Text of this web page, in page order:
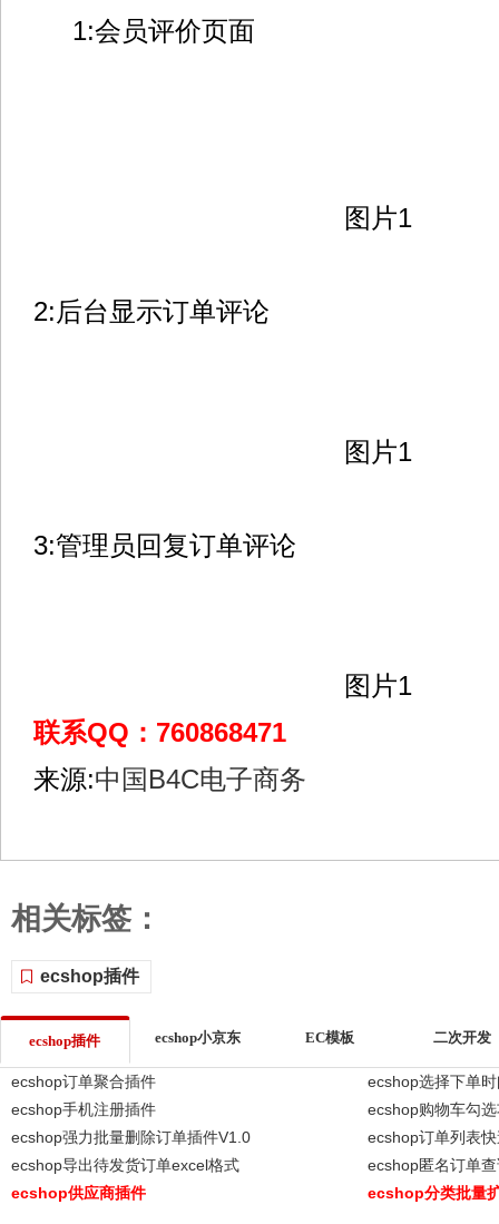
1:会员评价页面
图片1
2:后台显示订单评论
图片1
3:管理员回复订单评论
图片1
联系QQ：760868471
来源:中国B4C电子商务
相关标签：
ecshop插件
ecshop插件 ecshop小京东 EC模板 二次开发
ecshop订单聚合插件
ecshop选择下单
ecshop手机注册插件
ecshop购物车勾
ecshop强力批量删除订单插件V1.0
ecshop订单列表
ecshop导出待发货订单excel格式
ecshop匿名订单
ecshop供应商插件
ecshop分类批量